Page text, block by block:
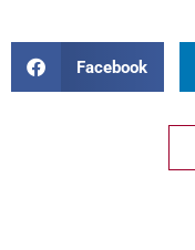
Facebook